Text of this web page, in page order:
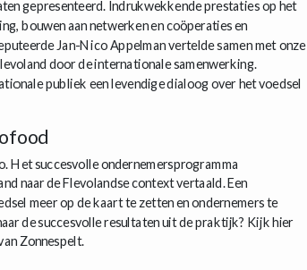
gepresenteerd. Indrukwekkende prestaties op het
bouwen aan netwerken en coöperaties en
Jan-Nico Appelman vertelde samen met onze
door de internationale samenwerking.
publiek een levendige dialoog over het voedsel
Het succesvolle ondernemersprogramma
naar de Flevolandse context vertaald. Een
meer op de kaart te zetten en ondernemers te
de succesvolle resultaten uit de praktijk? Kijk hier
Zonnespelt.